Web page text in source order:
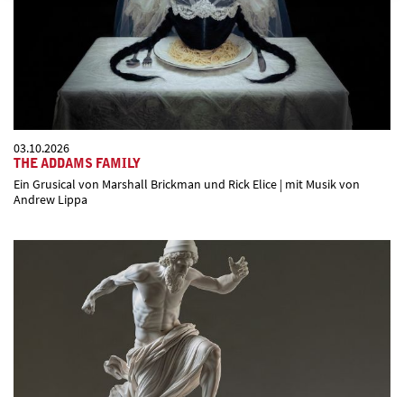
03.10.2026
THE ADDAMS FAMILY
Ein Grusical von Marshall Brickman und Rick Elice | mit Musik von
Andrew Lippa